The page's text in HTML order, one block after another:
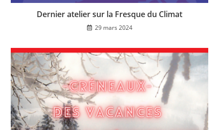
Dernier atelier sur la Fresque du Climat
29 mars 2024